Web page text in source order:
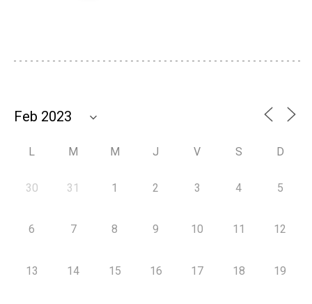
L M M J V S D
30 31 1 2 3 4 5
6 7 8 9 10 11 12
13 14 15 16 17 18 19